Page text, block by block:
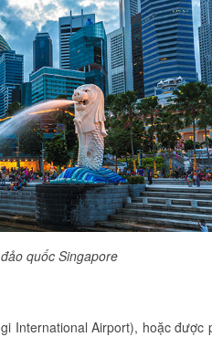
quốc Singapore
International Airport), hoặc